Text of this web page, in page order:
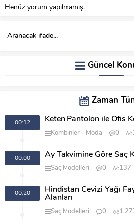
Henüz yorum yapılmamış.
Güncel
Zaman
00:12 Keten Pantolon ile Ofis
Kombinler Moda 0
00:00 Ay Takvimine Göre Saç
Saç Modelleri 0 137
00:20
Hindistan Cevizi Yağı
Alanları
Saç Modelleri 0